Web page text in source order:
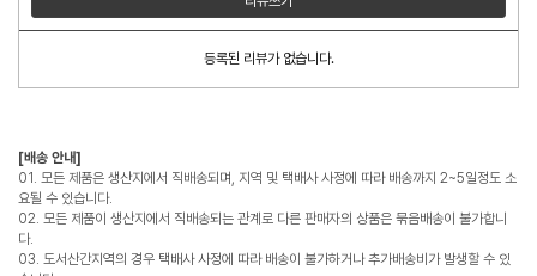
등록된 리뷰가 없습니다.
[배송 안내]
01. 모든 제품은 생산지에서 직배송되며, 지역 및 택배사 사정에 따라 배송까지 2~5일정도 소
요될 수 있습니다.
02. 모든 제품이 생산지에서 직배송되는 관계로 다른 판매자의 상품은 묶음배송이 불가합니
다.
03. 도서산간지역의 경우 택배사 사정에 따라 배송이 불가하거나 추가배송비가 발생할 수 있